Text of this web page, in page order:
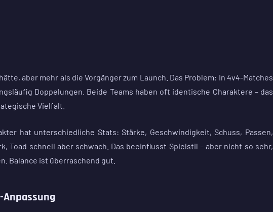
aber mehr als die Vorgänger zum Launch. Das Problem: In 4v4-Matches
Doppelungen. Beide Teams haben oft identische Charaktere – das
Vielfalt.
hat unterschiedliche Stats: Stärke, Geschwindigkeit, Schuss, Passen,
Toad schnell aber schwach. Das beeinflusst Spielstil – aber nicht so sehr,
Balance ist überraschend gut.